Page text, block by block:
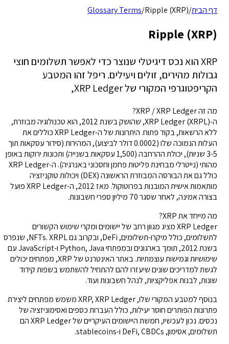
דף הבית/
Glossary Terms/Ripple (XRP)
Ripple (XRP)
XRP הוא נכס דיגיטלי שנוצר כדי לאפשר תשלומים חוצי
גבולות מהירים, זולים ויעילים. ריפל זהו המטבע
הקריפטוגרפי המקורי של XRP Ledger,
מה זה XRP / XRP Ledger?
ה-XRP Ledger (XRPL), שהושק בשנת 2012, הוא טכנולוגיה מבוזרת,
ללא הרשאות, בקוד פתוח. היתרונות של ה-XRP Ledger כוללים את
העלות הנמוכה שלו (0.0002 דולר לביצוע), המהירות (סידור עסקאות תוך
3-5 שניות), יכולת ההרחבה (1,500 עסקאות בשנייה) ותכונות ירוקות באופן
מהותי (נייטרלי מבחינת פליטות פחמן וחסכוני באנרגיה). ה-XRP Ledger
כולל גם את הבורסה המבוזרת הראשונה (DEX) ויכולות טוקניזציה
מותאמות אישית המובנות בפרוטוקול. מאז 2012, ה-XRP Ledger פועל
בצורה אמינה, לאחר שסגר 70 מיליון ספרי חשבונות.
מה מייחד את XRP?
XRP Ledger מציג מגוון רחב של יישומים ומקרי שימוש הקשורים
לתשלומים, כולל מיקרו-תשלומים, DeFi, ובקרוב גם NFTs. XRPL, שנפרס
בשנת 2012, תומך בארגונים ובמפתחי Python, Java ו-JavaScript עם
שימושיות וגמישות עוצמתיות. באתר האינטרנט של XRP, מפתחים יכולים
לגשת למדריכים שונים שיעזרו להם להתחיל להשתמש בשפות קידוד
שונות, לבנות אפליקציות, לנהל חשבונות ועוד.
בנוסף למטבע המקורי שלו, XRP, XRP Ledger משמש מפתחים ליצירת
פתרונות הפותרים חוסר יעילות, כולל העברות כספים ואסימוניזציה של
נכסים. נכון לעכשיו, חמשת היישומים העיקריים של XRP Ledger הם
תשלומים, אסימון, DeFi, CBDCs ו-stablecoins.